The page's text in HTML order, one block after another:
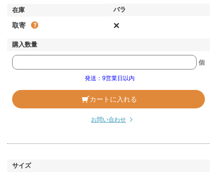
取寄 ×
個
発送：9営業日以内
カートに入れる
お問い合わせ